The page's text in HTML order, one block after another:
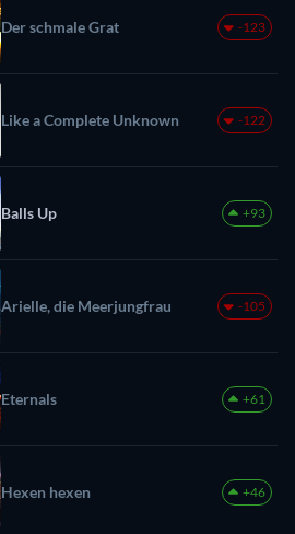
Der schmale Grat -123
Like a Complete Unknown -122
Balls Up +93
Arielle, die Meerjungfrau -105
Eternals +61
Hexen hexen +46